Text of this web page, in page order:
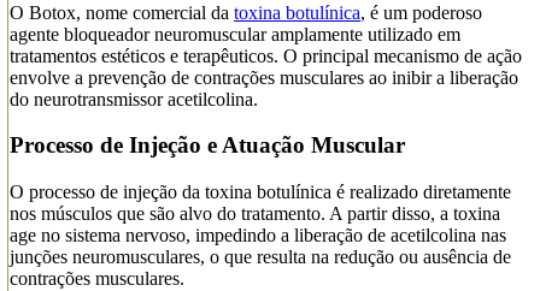
O Botox, nome comercial da toxina botulínica, é um poderoso
agente bloqueador neuromuscular amplamente utilizado em
tratamentos estéticos e terapêuticos. O principal mecanismo de ação
envolve a prevenção de contrações musculares ao inibir a liberação
do neurotransmissor acetilcolina.
Processo de Injeção e Atuação Muscular
O processo de injeção da toxina botulínica é realizado diretamente
nos músculos que são alvo do tratamento. A partir disso, a toxina
age no sistema nervoso, impedindo a liberação de acetilcolina nas
junções neuromusculares, o que resulta na redução ou ausência de
contrações musculares.